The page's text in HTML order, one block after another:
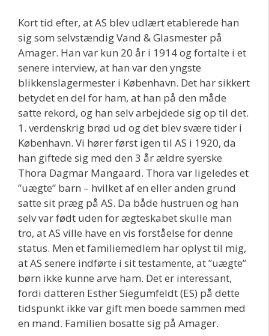
Kort tid efter, at AS blev udlært etablerede han
sig som selvstændig Vand & Glasmester på
Amager. Han var kun 20 år i 1914 og fortalte i et
senere interview, at han var den yngste
blikkenslagermester i København. Det har sikkert
betydet en del for ham, at han på den måde
satte rekord, og han selv arbejdede sig op til det.
1. verdenskrig brød ud og det blev svære tider i
København. Vi hører først igen til AS i 1920, da
han giftede sig med den 3 år ældre syerske
Thora Dagmar Mangaard. Thora var ligeledes et
”uægte” barn – hvilket af en eller anden grund
satte sit præg på AS. Da både hustruen og han
selv var født uden for ægteskabet skulle man
tro, at AS ville have en vis forståelse for denne
status. Men et familiemedlem har oplyst til mig,
at AS senere indførte i sit testamente, at ”uægte”
børn ikke kunne arve ham. Det er interessant,
fordi datteren Esther Siegumfeldt (ES) på dette
tidspunkt ikke var gift men boede sammen med
en mand. Familien bosatte sig på Amager.